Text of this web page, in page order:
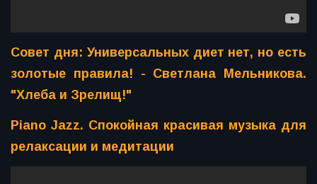
Совет дня: Универсальных диет нет, но есть
золотые правила! - Светлана Мельникова.
"Хлеба и Зрелищ!"
Piano Jazz. Спокойная красивая музыка для
релаксации и медитации